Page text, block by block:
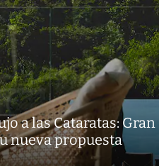
a las Cataratas: Gran
nueva propuesta